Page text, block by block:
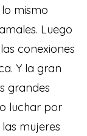
mismo
Luego
conexiones
Y la gran
grandes
luchar por
mujeres